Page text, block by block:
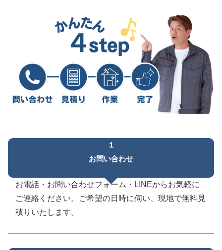
１
お問い合わせ
お電話・お問い合わせフォーム・LINEからお気軽に
ご連絡ください。ご希望の日時に伺い、現地で無料見
積りいたします。